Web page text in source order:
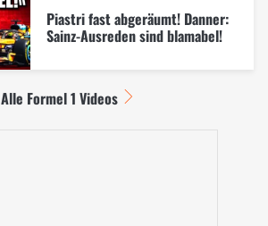
Piastri fast abgeräumt! Danner:
Sainz-Ausreden sind blamabel!
Alle Formel 1 Videos